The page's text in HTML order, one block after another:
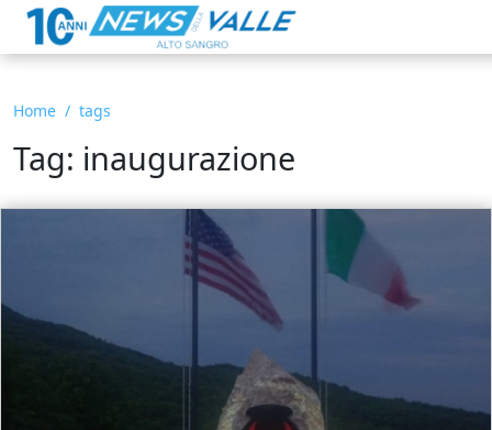
Home tags
Tag: inaugurazione